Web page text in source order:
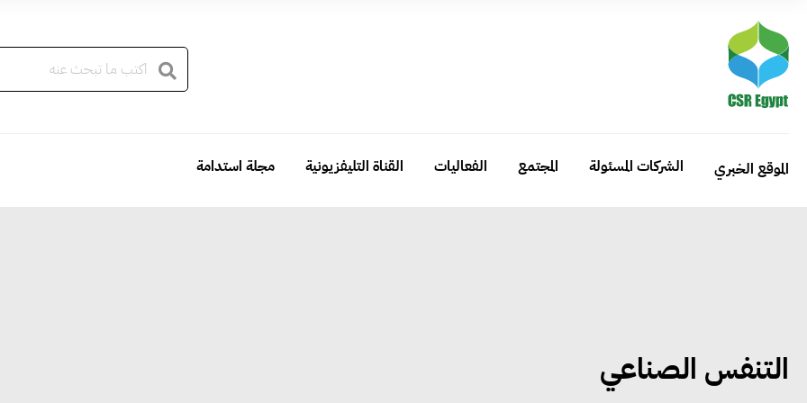
الموقع الخبري الشركات المسئولة المجتمع الفعاليات القناة التليفزيونية مجلة استدامة
التنفس الصناعي